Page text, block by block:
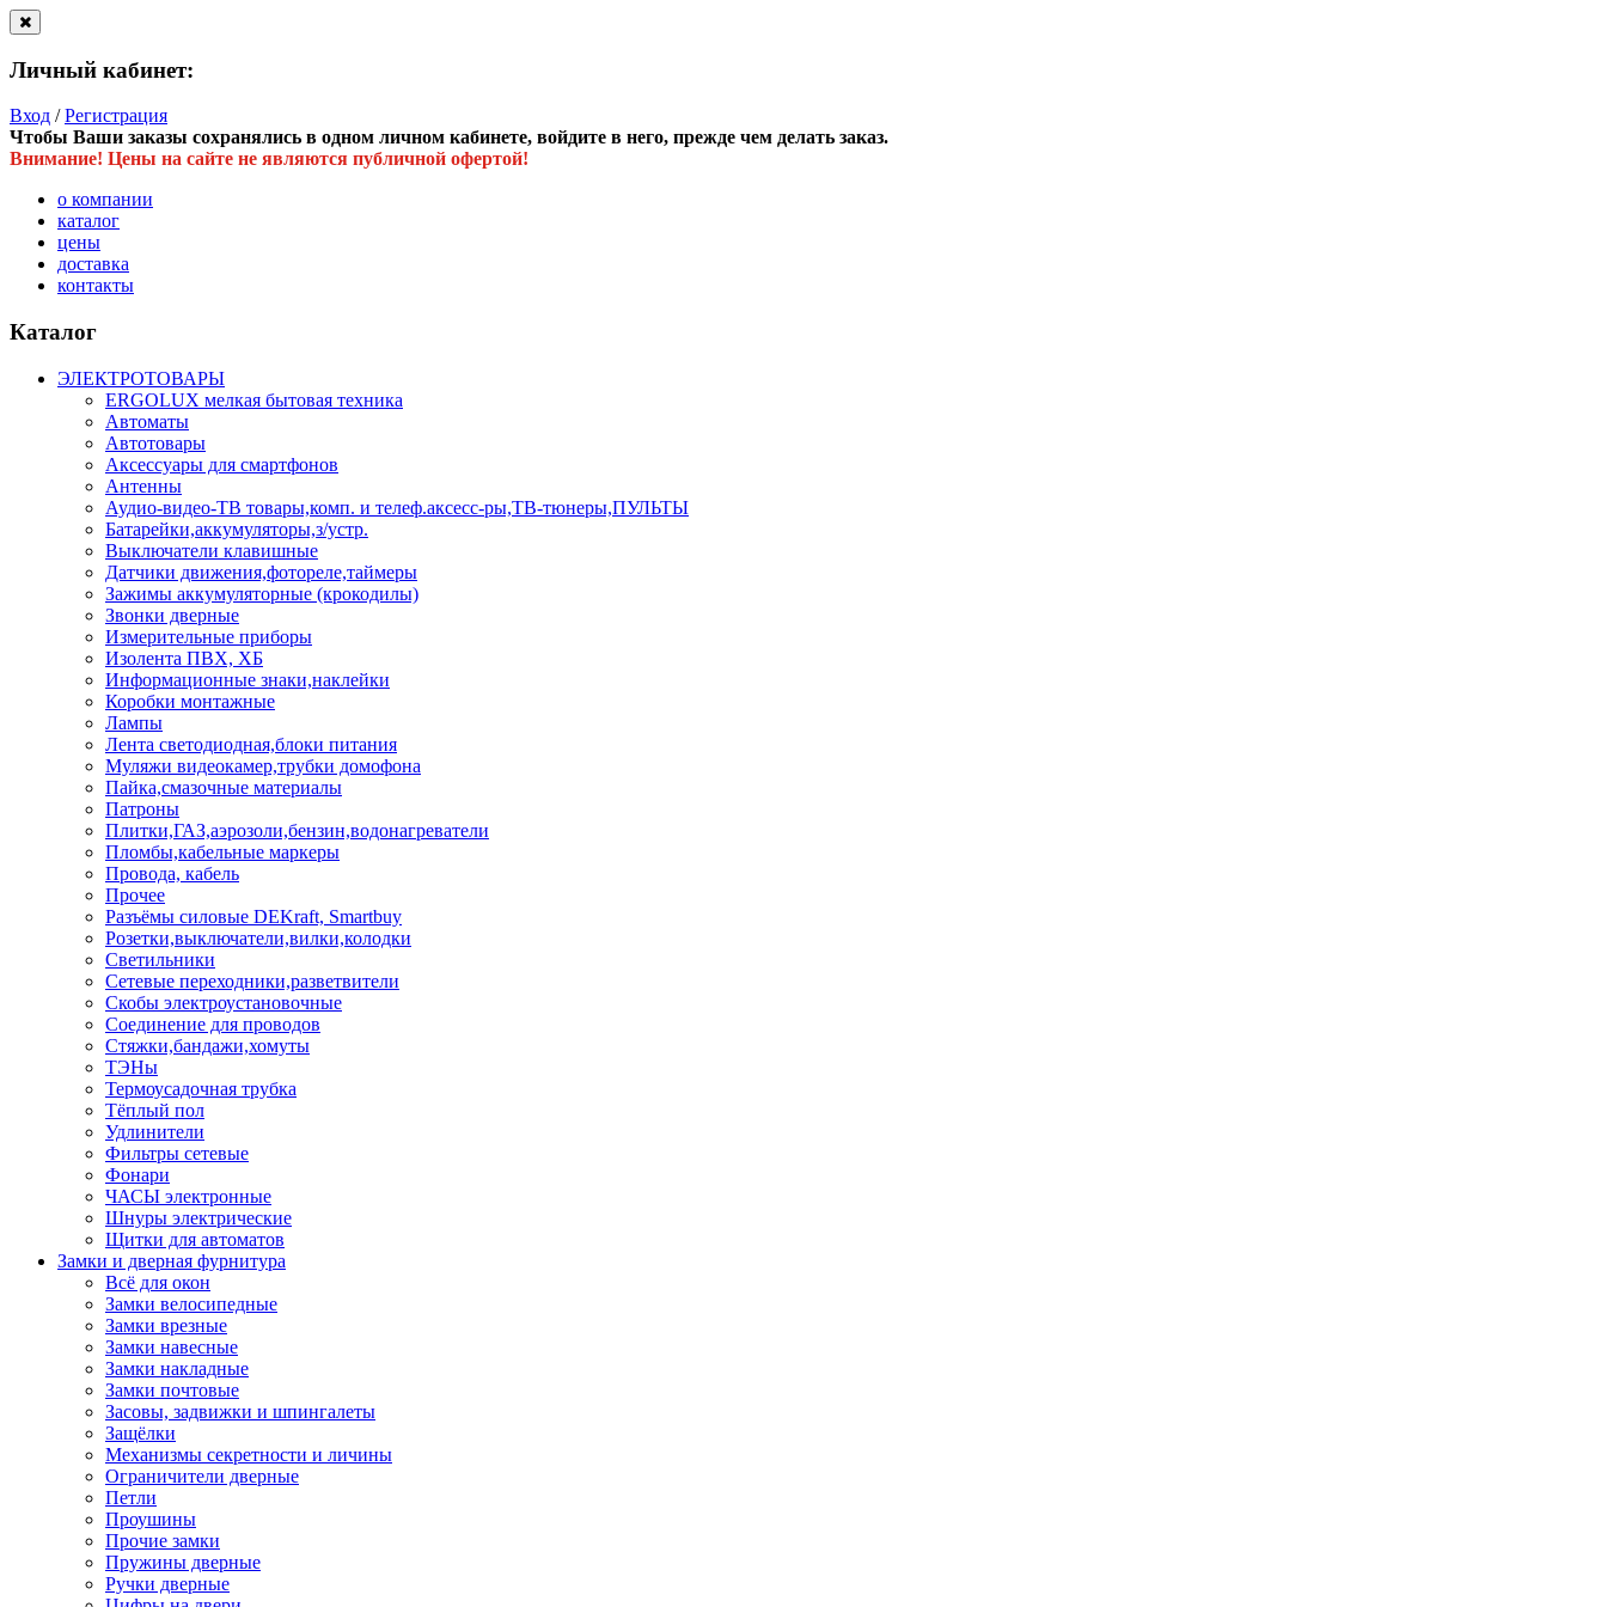
Личный кабинет:
Вход /Регистрация
Чтобы Ваши заказы сохранялись в одном личном кабинете, войдите в него, прежде чем делать заказ.
Внимание! Цены на сайте не являются публичной офертой!
о компании
каталог
цены
доставка
контакты
Каталог
ЭЛЕКТРОТОВАРЫ
ERGOLUX мелкая бытовая техника
Автоматы
Автотовары
Аксессуары для смартфонов
Антенны
Аудио-видео-ТВ товары,комп. и телеф.аксесс-ры,ТВ-тюнеры,ПУЛЬТЫ
Батарейки,аккумуляторы,з/устр.
Выключатели клавишные
Датчики движения,фотореле,таймеры
Зажимы аккумуляторные (крокодилы)
Звонки дверные
Измерительные приборы
Изолента ПВХ, ХБ
Информационные знаки,наклейки
Коробки монтажные
Лампы
Лента светодиодная,блоки питания
Муляжи видеокамер,трубки домофона
Пайка,смазочные материалы
Патроны
Плитки,ГАЗ,аэрозоли,бензин,водонагреватели
Пломбы,кабельные маркеры
Провода, кабель
Прочее
Разъёмы силовые DEKraft, Smartbuy
Розетки,выключатели,вилки,колодки
Светильники
Сетевые переходники,разветвители
Скобы электроустановочные
Соединение для проводов
Стяжки,бандажи,хомуты
ТЭНы
Термоусадочная трубка
Тёплый пол
Удлинители
Фильтры сетевые
Фонари
ЧАСЫ электронные
Шнуры электрические
Щитки для автоматов
Замки и дверная фурнитура
Всё для окон
Замки велосипедные
Замки врезные
Замки навесные
Замки накладные
Замки почтовые
Засовы, задвижки и шпингалеты
Защёлки
Механизмы секретности и личины
Ограничители дверные
Петли
Проушины
Прочие замки
Пружины дверные
Ручки дверные